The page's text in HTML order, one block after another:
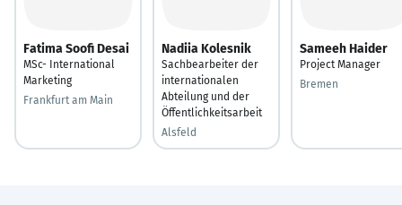
Fatima Soofi Desai
MSc- International
Marketing
Frankfurt am Main
Nadiia Kolesnik
Sachbearbeiter der
internationalen
Abteilung und der
Öffentlichkeitsarbeit
Alsfeld
Sameeh Haider
Project Manager
Bremen